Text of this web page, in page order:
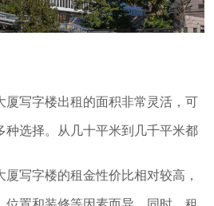
写字楼出租的面积非常灵活，可
种选择。从几十平米到几千平米都
写字楼的租金性价比相对较高，
置和装修等因素而异。同时，租